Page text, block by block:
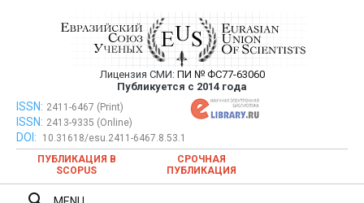
Евразийский Союз Ученых —
публикация научных статей в
ежемесячном научном журнале
Лицензия СМИ: ПИ № ФС77-63060
Публикуется с 2014 года
Евразийский Союз Ученых — публикация научных статей в
ежемесячном научном журнале
ISSN: 2411-6467 (Print)
ISSN: 2413-9335 (Online)
DOI:
10.31618/esu.2411-6467.8.53.1
ПУБЛИКАЦИЯ В
SCOPUS
СРОЧНАЯ
ПУБЛИКАЦИЯ